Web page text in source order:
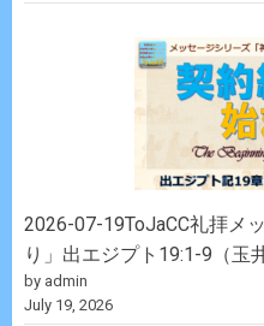
2026-07-19ToJaCC礼拝メ
り」出エジプト19:1-9（玉
by admin
July 19, 2026